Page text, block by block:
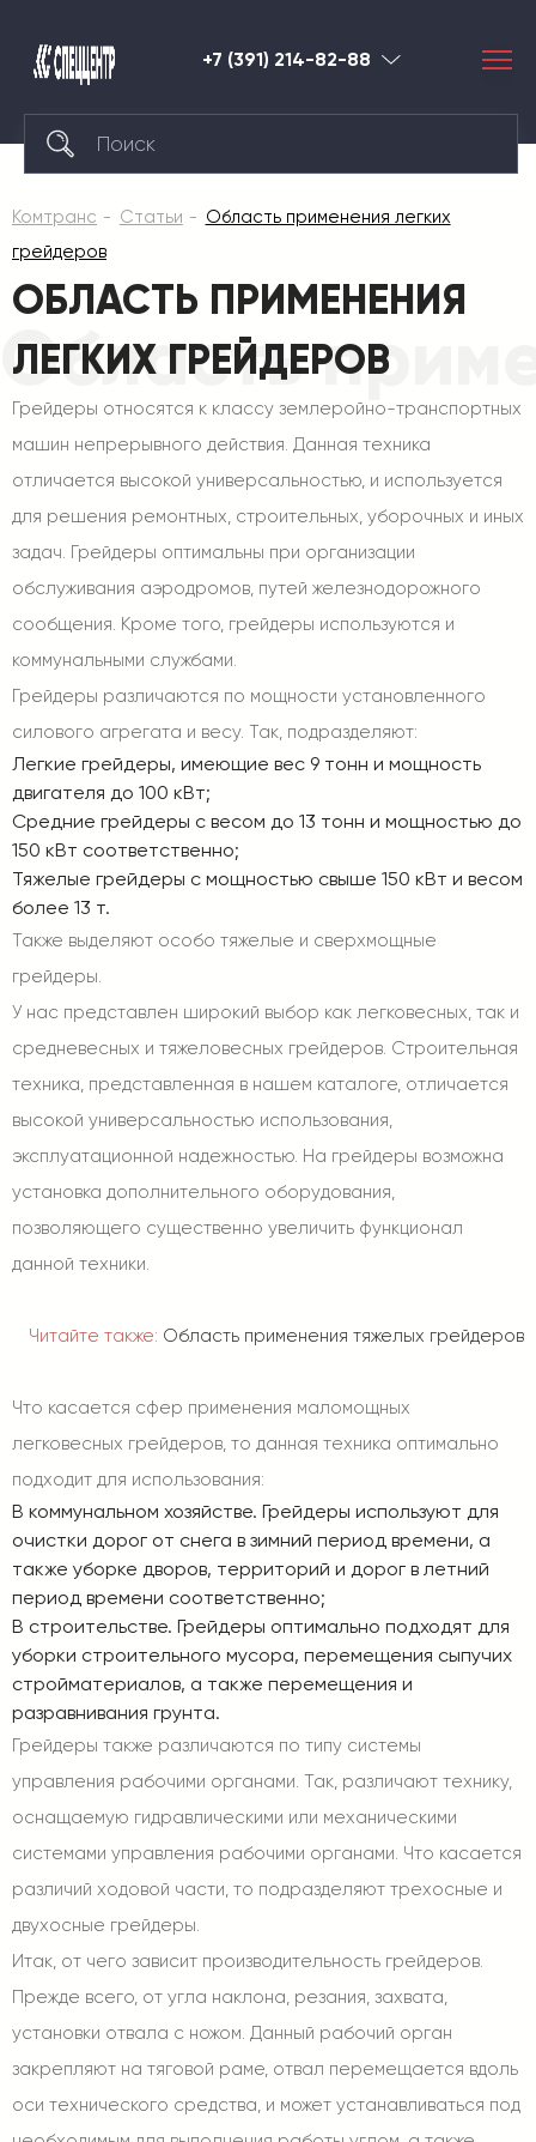
+7 (391) 214-82-88 Красноярск
Комтранс Статьи
Область применения легких
грейдеров
ОБЛАСТЬ ПРИМЕНЕНИЯ
ЛЕГКИХ ГРЕЙДЕРОВ
Область
Грейдеры относятся к классу землеройно-транспортных
машин непрерывного действия. Данная техника
отличается высокой универсальностью, и используется
для решения ремонтных, строительных, уборочных и иных
задач. Грейдеры оптимальны при организации
обслуживания аэродромов, путей железнодорожного
сообщения. Кроме того, грейдеры используются и
коммунальными службами.
Грейдеры различаются по мощности установленного
силового агрегата и весу. Так, подразделяют:
Легкие грейдеры, имеющие вес 9 тонн и мощность
двигателя до 100 кВт;
Средние грейдеры с весом до 13 тонн и мощностью до
150 кВт соответственно;
Тяжелые грейдеры с мощностью свыше 150 кВт и весом
более 13 т.
Также выделяют особо тяжелые и сверхмощные
грейдеры.
У нас представлен широкий выбор как легковесных, так и
средневесных и тяжеловесных грейдеров. Строительная
техника, представленная в нашем каталоге, отличается
высокой универсальностью использования,
эксплуатационной надежностью. На грейдеры возможна
установка дополнительного оборудования,
позволяющего существенно увеличить функционал
данной техники.
Читайте также: Область применения тяжелых грейдеров
Что касается сфер применения маломощных
легковесных грейдеров, то данная техника оптимально
подходит для использования:
В коммунальном хозяйстве. Грейдеры используют для
очистки дорог от снега в зимний период времени, а
также уборке дворов, территорий и дорог в летний
период времени соответственно;
В строительстве. Грейдеры оптимально подходят для
уборки строительного мусора, перемещения сыпучих
стройматериалов, а также перемещения и
разравнивания грунта.
Грейдеры также различаются по типу системы
управления рабочими органами. Так, различают технику,
оснащаемую гидравлическими или механическими
системами управления рабочими органами. Что касается
различий ходовой части, то подразделяют трехосные и
двухосные грейдеры.
Итак, от чего зависит производительность грейдеров.
Прежде всего, от угла наклона, резания, захвата,
установки отвала с ножом. Данный рабочий орган
закрепляют на тяговой раме, отвал перемещается вдоль
оси технического средства, и может устанавливаться под